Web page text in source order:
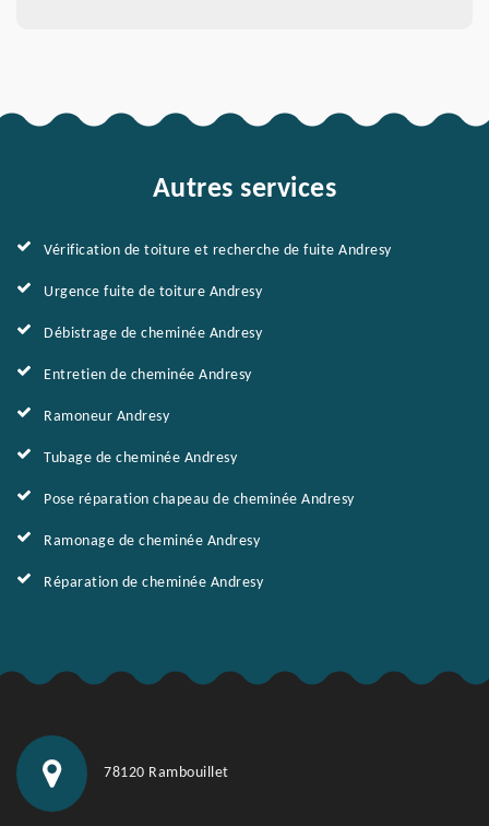
Autres services
Vérification de toiture et recherche de fuite Andresy
Urgence fuite de toiture Andresy
Débistrage de cheminée Andresy
Entretien de cheminée Andresy
Ramoneur Andresy
Tubage de cheminée Andresy
Pose réparation chapeau de cheminée Andresy
Ramonage de cheminée Andresy
Réparation de cheminée Andresy
78120 Rambouillet